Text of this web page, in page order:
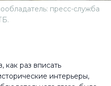
пресс-служба
как раз вписать
интерьеры,